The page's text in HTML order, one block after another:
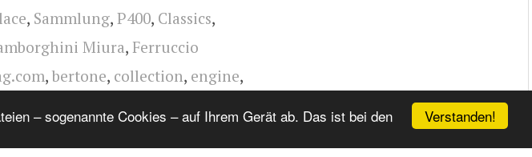
Verstanden!
– sogenannte Cookies – auf Ihrem Gerät ab. Das ist bei den
, Sammlung, P400, Classics,
Miura, Ferruccio
, bertone, collection, engine,